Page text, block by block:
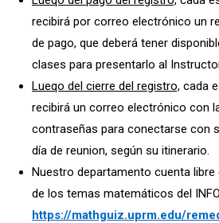
recibirá por correo electrónico un
de pago, que deberá tener
clases para presentarlo al
Lueqo del cierre del registro, cada
recibirá un correo electrónico con
contraseñas para conectarse con
día de reunion, según su itinerario.
Nuestro departamento cuenta
de los temas matemáticos del
https://mathguiz.uprm.edu/